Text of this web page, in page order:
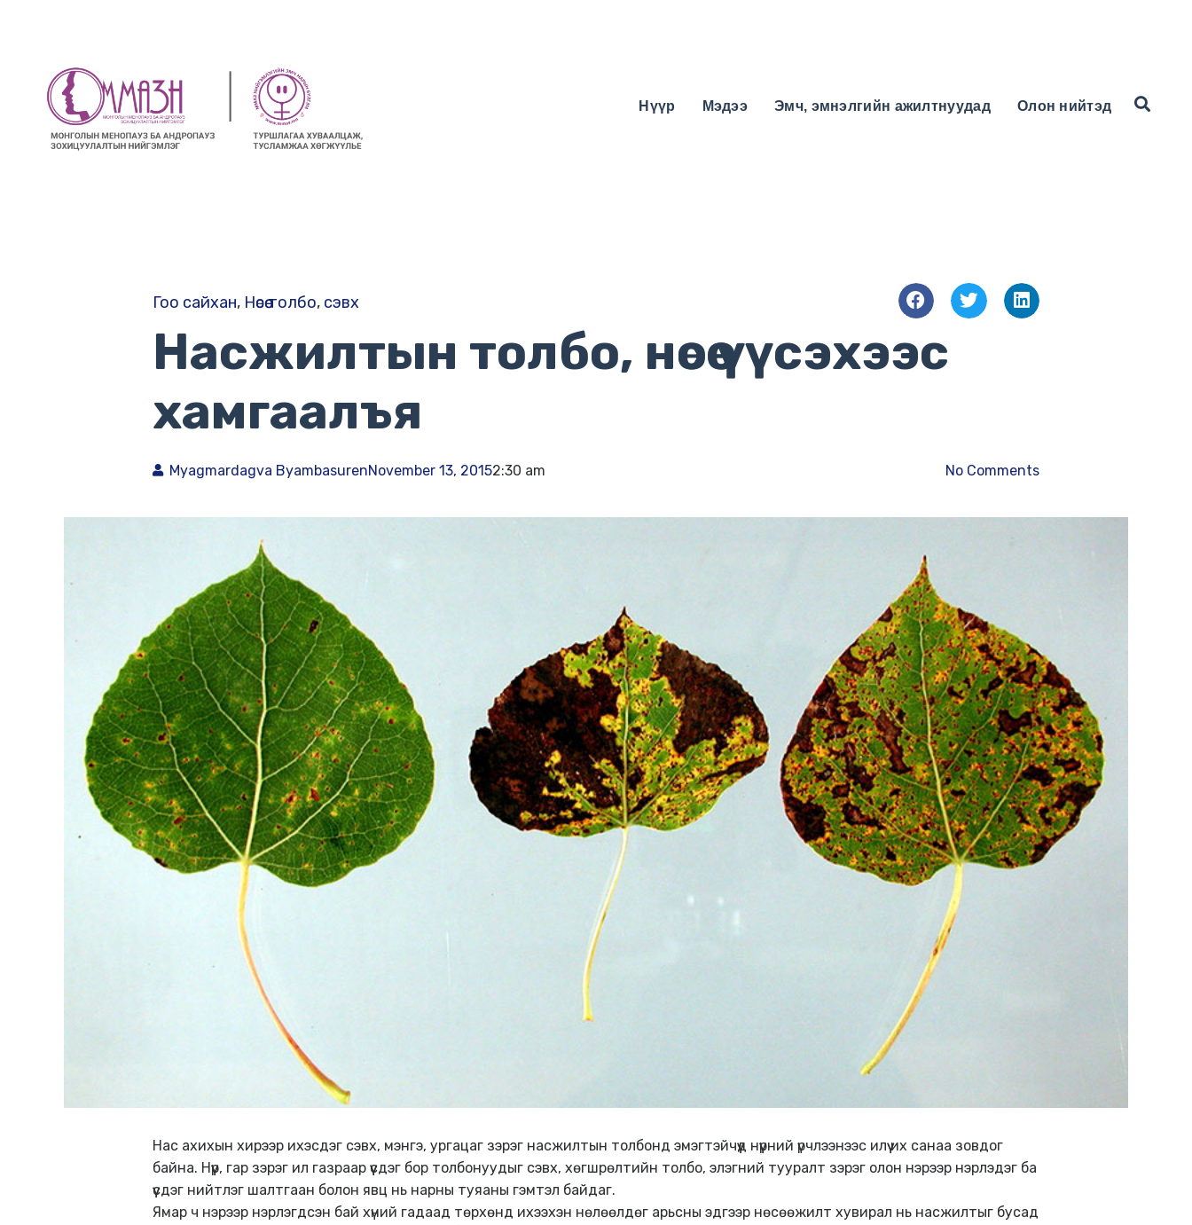
Нүүр Мэдээ Эмч, эмнэлгийн ажилтнуудад Олон нийтэд
Гоо сайхан, Нөсөө толбо, сэвх
Насжилтын толбо, нөсөө үүсэхээс
хамгаалъя
Myagmardagva ByambasurenNovember 13, 20152:30 am No Comments
Нас ахихын хирээр ихэсдэг сэвх, мэнгэ, ургацаг зэрэг насжилтын толбонд эмэгтэйчүүд нүүрний үрчлээнээс илүү их санаа зовдог
байна. Нүүр, гар зэрэг ил газраар үүсдэг бор толбонуудыг сэвх, хөгшрөлтийн толбо, элэгний тууралт зэрэг олон нэрээр нэрлэдэг ба
үүсдэг нийтлэг шалтгаан болон явц нь нарны туяаны гэмтэл байдаг.
Ямар ч нэрээр нэрлэгдсэн бай хүний гадаад төрхөнд ихээхэн нөлөөлдөг арьсны эдгээр нөсөөжилт хувирал нь насжилтыг бусад